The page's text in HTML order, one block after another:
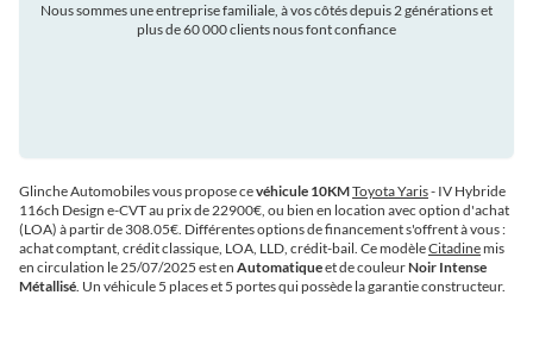
Nous sommes une entreprise familiale, à vos côtés depuis 2 générations et
plus de 60 000 clients nous font confiance
Glinche Automobiles vous propose cevéhicule 10KMToyota Yaris- IV Hybride
116ch Design e-CVT au prix de 22900€, ou bien en location avec option d'achat
(LOA) à partir de 308.05€. Différentes options de financement s'offrent à vous :
achat comptant, crédit classique, LOA, LLD, crédit-bail. Ce modèleCitadinemis
en circulation le 25/07/2025 est en Automatiqueet de couleurNoir Intense
Métallisé. Un véhicule 5 places et 5 portes qui possède la garantie constructeur.